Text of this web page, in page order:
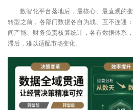
数智化平台落地后，最核心、最直观的
转型之前，各部门数据各自为战、互不连通
间产能、财务负责核算统计，各有数据体系
滞后，难以适配市场变化。